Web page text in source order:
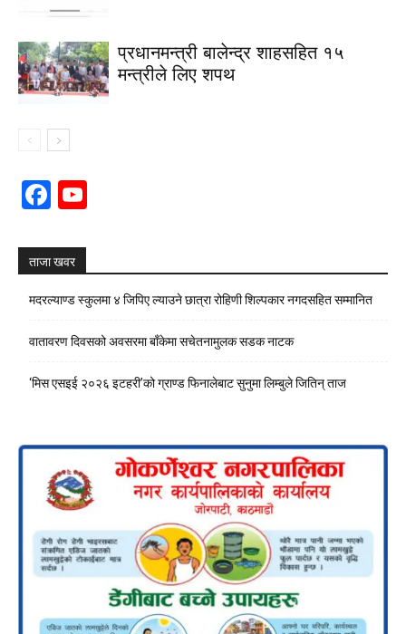
प्रधानमन्त्री बालेन्द्र शाहसहित १५
मन्त्रीले लिए शपथ
Facebook
ताजा खवर
मदरल्याण्ड स्कुलमा ४ जिपिए ल्याउने छात्रा रोहिणी शिल्पकार नगदसहित सम्मानित
वातावरण दिवसको अवसरमा बाँकेमा सचेतनामुलक सडक नाटक
‘मिस एसइई २०२६ इटहरी’को ग्राण्ड फिनालेबाट सुनुमा लिम्बुले जितिन् ताज